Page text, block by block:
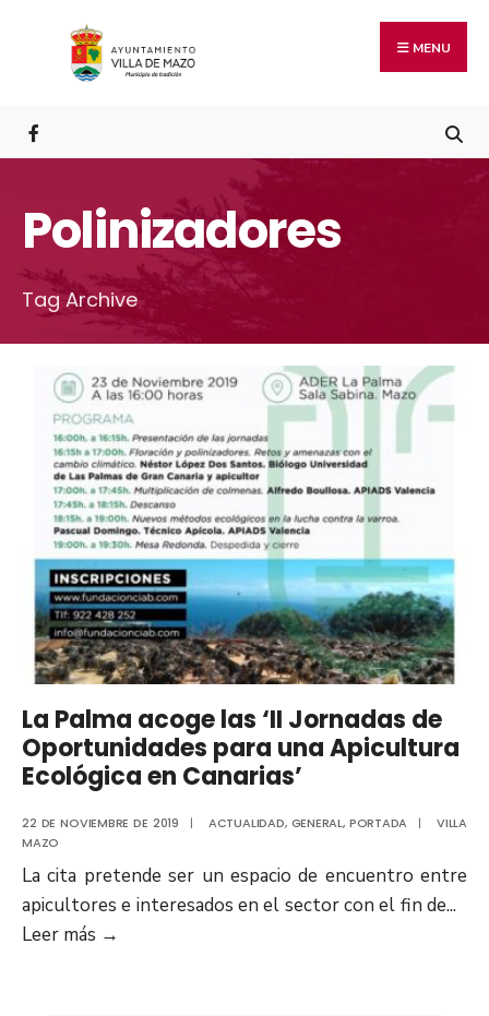
MENU
Polinizadores
Tag Archive
La Palma acoge las ‘II Jornadas de
Oportunidades para una Apicultura
Ecológica en Canarias’
22 DE NOVIEMBRE DE 2019 | ACTUALIDAD, GENERAL, PORTADA |
VILLA
MAZO
La cita pretende ser un espacio de encuentro entre
apicultores e interesados en el sector con el fin de...
Leer más →